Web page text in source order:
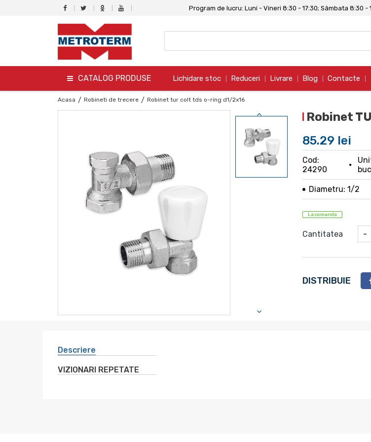
Program de lucru: Luni - Vineri 8:30 - 17:30; Sâmbata 8:30 -
CATALOG PRODUSE
termo
aer conditionat
climatizare
ventilare
gaz
Lichidare stoc Reduceri Livrare Blog Contacte
Acasa / Robineti de trecere / Robinet tur colt tds o-ring d1/2x16
Robinet
85.29 lei
Cod:
24290
buc
Diametru: 1/2
La comanda
Cantitatea -
DISTRIBUIE
Descriere
VIZIONARI REPETATE